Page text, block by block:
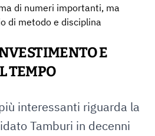
di numeri importanti, ma
di metodo e disciplina
E
TEMPO
interessanti riguarda la
Tamburi in decenni